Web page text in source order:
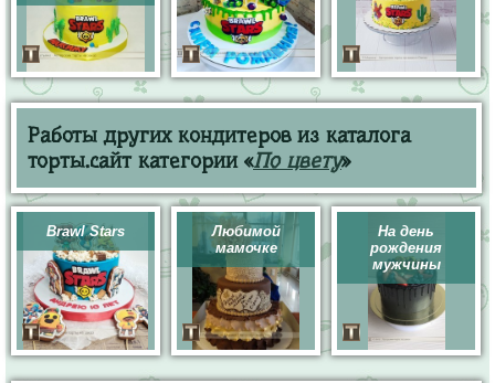
Работы других кондитеров из каталога
торты.сайт категории «По цвету»
Brawl Stars
Любимой
мамочке
На день
рождения
мужчины